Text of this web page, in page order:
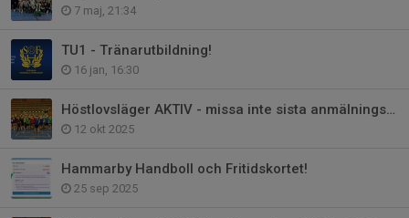
7 maj, 21:34
TU1 - Tränarutbildning!
16 jan, 16:30
Höstlovsläger AKTIV - missa inte sista anmälningsdag 14 oktober!
12 okt 2025
Hammarby Handboll och Fritidskortet!
25 sep 2025